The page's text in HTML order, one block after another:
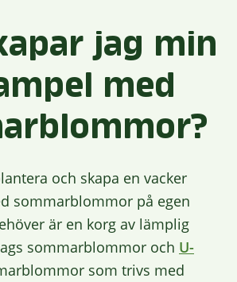
jag min
med
?
och skapa en vacker
sommarblommor på egen
är en korg av lämplig
sommarblommor och U-
som trivs med